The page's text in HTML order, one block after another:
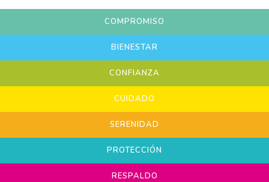
COMPROMISO
BIENESTAR
CONFIANZA
CUIDADO
SERENIDAD
PROTECCIÓN
RESPALDO